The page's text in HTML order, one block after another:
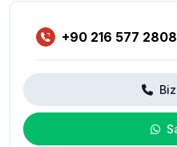
+90 216 577 2808